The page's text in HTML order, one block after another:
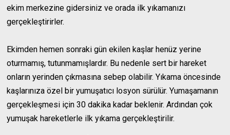
ekim merkezine gidersiniz ve orada ilk yıkamanızı
gerçekleştirirler.
Ekimden hemen sonraki gün ekilen kaşlar henüz yerine
oturmamış, tutunmamışlardır. Bu nedenle sert bir hareket
onların yerinden çıkmasına sebep olabilir. Yıkama öncesinde
kaşlarınıza özel bir yumuşatıcı losyon sürülür. Yumaşamanın
gerçekleşmesi için 30 dakika kadar beklenir. Ardından çok
yumuşak hareketlerle ilk yıkama gerçekleştirilir.